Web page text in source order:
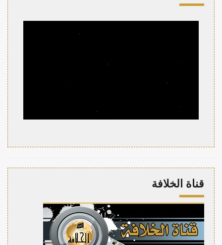
قناة الخلافة